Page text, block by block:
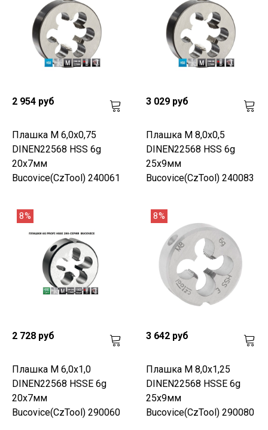
2 954 руб
Плашка М 6,0х0,75
DINEN22568 HSS 6g
20х7мм
Bucovice(CzTool) 240061
3 029 руб
Плашка М 8,0х0,5
DINEN22568 HSS 6g
25х9мм
Bucovice(CzTool) 240083
8%
2 728 руб
Плашка М 6,0х1,0
DINEN22568 HSSE 6g
20х7мм
Bucovice(CzTool) 290060
8%
3 642 руб
Плашка М 8,0х1,25
DINEN22568 HSSE 6g
25х9мм
Bucovice(CzTool) 290080